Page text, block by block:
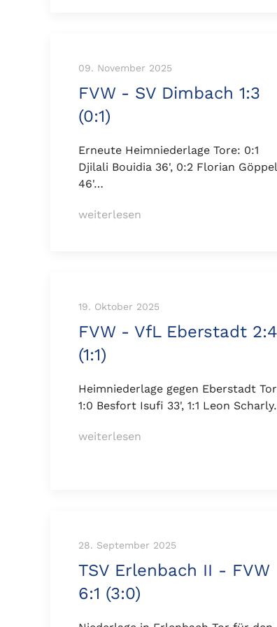
09. November 2025
FVW - SV Dimbach 1:3
(0:1)
Erneute Heimniederlage Tore: 0:1
Djilali Bouidia 36', 0:2 Florian
46'…
weiterlesen
19. Oktober 2025
FVW - VfL Eberstadt 2:4
(1:1)
Heimniederlage gegen Eberstadt
1:0 Besfort Isufi 33', 1:1 Leon
weiterlesen
28. September 2025
TSV Erlenbach II - FVW
6:1 (3:0)